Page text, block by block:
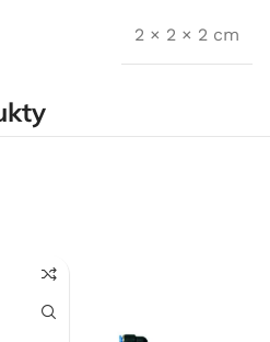
2 × 2 × 2 cm
złożonych w sklepie
minimum 80,00 zł brutto.